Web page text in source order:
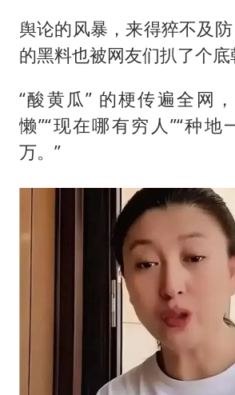
舆论的风暴，来得猝不及
的黑料也被网友们扒了个底
“酸黄瓜” 的梗传遍全网
懒”“现在哪有穷人”“种地
万。”